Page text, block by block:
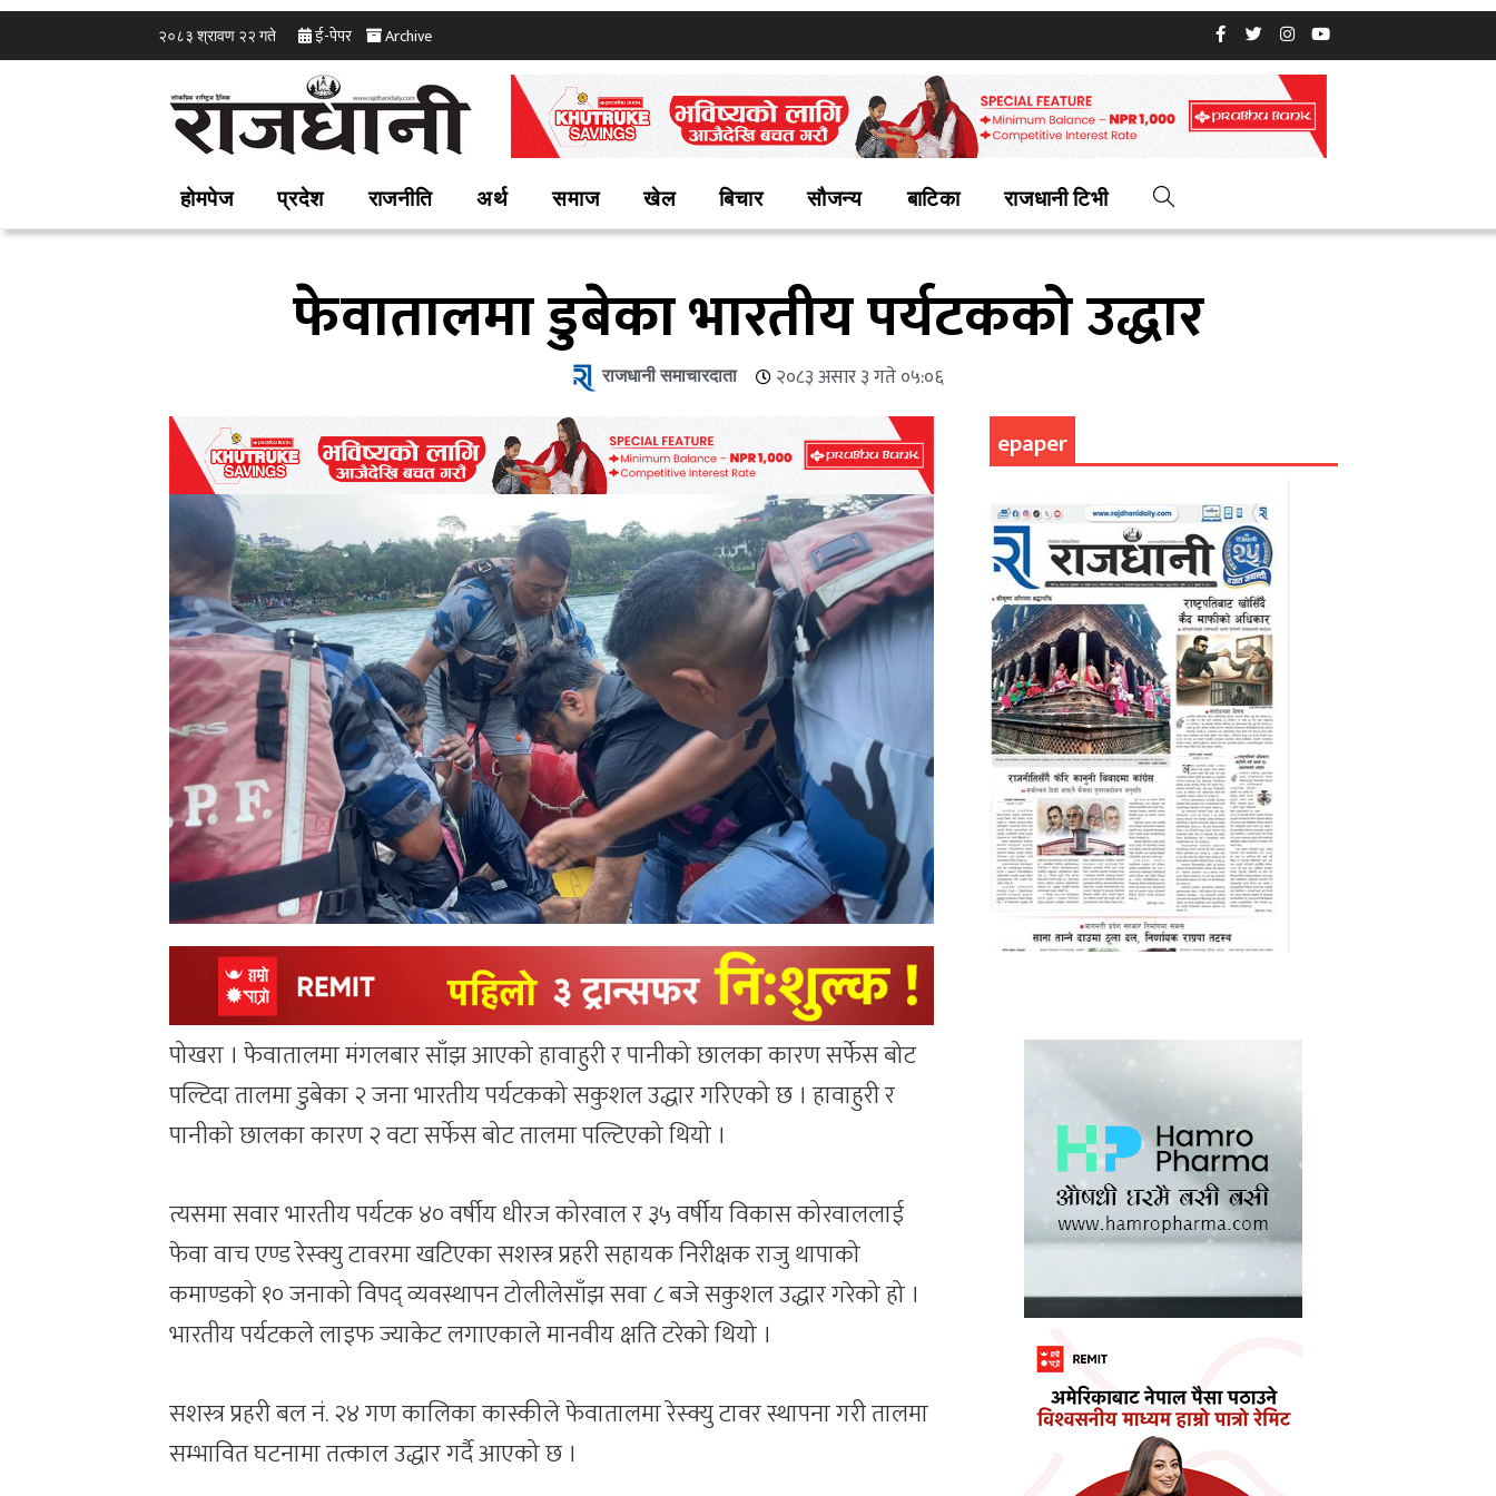
२०८३ श्रावण २२ गते ई-पेपर Archive
होमपेज प्रदेश राजनीति अर्थ समाज खेल बिचार सौजन्य बाटिका राजधानी टिभी
फेवातालमा डुबेका भारतीय पर्यटकको उद्धार
राजधानी समाचारदाता २०८३ असार ३ गते ०५:०६
पोखरा । फेवातालमा मंगलबार साँझ आएको हावाहुरी र पानीको छालका कारण सर्फेस बोट
पल्टिदा तालमा डुबेका २ जना भारतीय पर्यटकको सकुशल उद्धार गरिएको छ । हावाहुरी र
पानीको छालका कारण २ वटा सर्फेस बोट तालमा पल्टिएको थियो ।
त्यसमा सवार भारतीय पर्यटक ४० वर्षीय धीरज कोरवाल र ३५ वर्षीय विकास कोरवाललाई
फेवा वाच एण्ड रेस्क्यु टावरमा खटिएका सशस्त्र प्रहरी सहायक निरीक्षक राजु थापाको
कमाण्डको १० जनाको विपद् व्यवस्थापन टोलीलेसाँझ सवा ८ बजे सकुशल उद्धार गरेको हो ।
भारतीय पर्यटकले लाइफ ज्याकेट लगाएकाले मानवीय क्षति टरेको थियो ।
सशस्त्र प्रहरी बल नं. २४ गण कालिका कास्कीले फेवातालमा रेस्क्यु टावर स्थापना गरी तालमा
सम्भावित घटनामा तत्काल उद्धार गर्दै आएको छ ।
epaper